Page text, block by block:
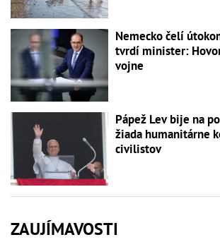
Nemecko čelí
tvrdí minister:
vojne
Pápež Lev bije na
žiada humanitárne
civilistov
ZAUJÍMAVOSTI